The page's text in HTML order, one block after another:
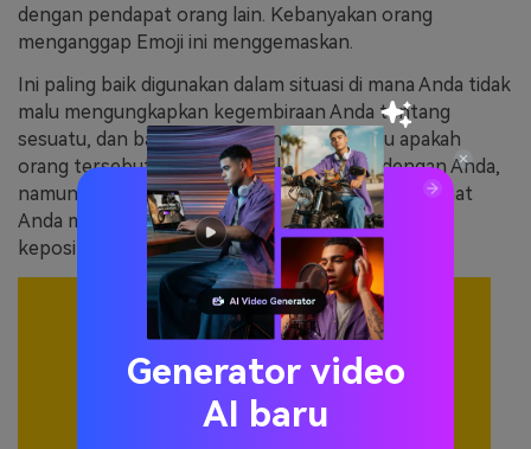
dengan pendapat orang lain. Kebanyakan orang
menganggap Emoji ini menggemaskan.
Ini paling baik digunakan dalam situasi di mana Anda tidak
malu mengungkapkan kegembiraan Anda tentang
sesuatu, dan bahkan ketika Anda tidak tahu apakah
orang tersebut merasakan hal yang sama dengan Anda,
namun Anda tidak peduli. Ini juga bisa digunakan saat
Anda mencoba menunjukkan kebahagiaan dan
kepositifan dalam situasi yang suram secara ironis.
Generator video
AI baru